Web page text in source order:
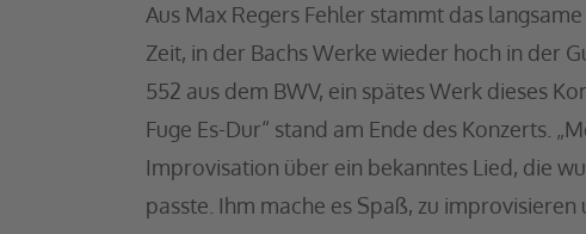
Aus Max Regers Fehler stammt das
Zeit, in der Bachs Werke wieder hoch in der
552 aus dem BWV, ein spätes Werk dieses
Fuge Es-Dur“ stand am Ende des Konzerts.
Improvisation über ein bekanntes Lied, die
passte. Ihm mache es Spaß, zu